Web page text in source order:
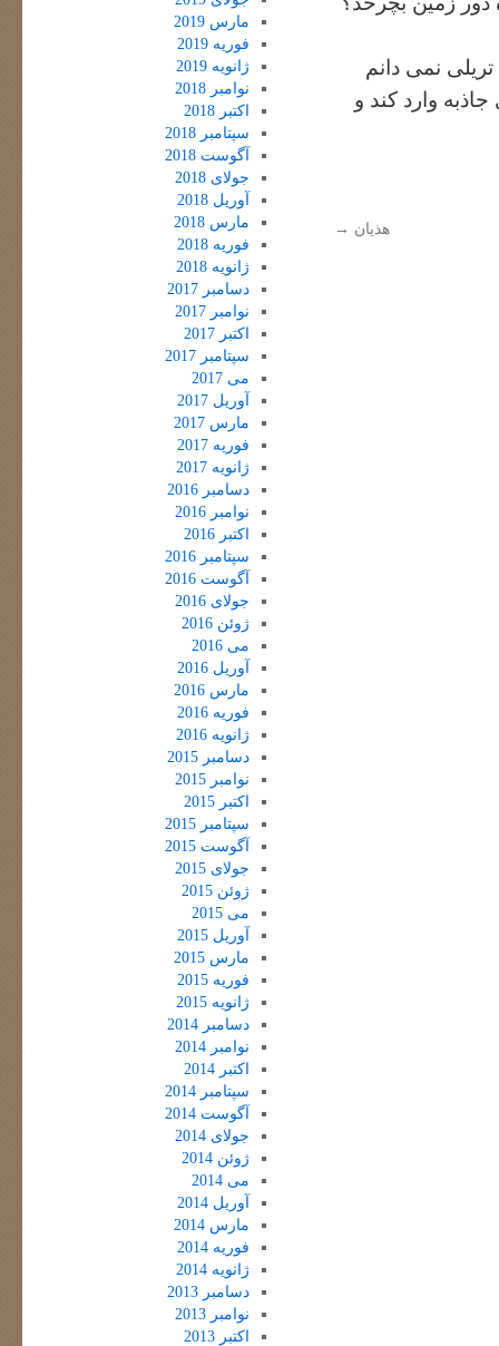
نمی دانم
وارد کند و
هذیان →
مارس 2019
فوریه 2019
ژانویه 2019
نوامبر 2018
اکتبر 2018
سپتامبر 2018
آگوست 2018
جولای 2018
آوریل 2018
مارس 2018
فوریه 2018
ژانویه 2018
دسامبر 2017
نوامبر 2017
اکتبر 2017
سپتامبر 2017
می 2017
آوریل 2017
مارس 2017
فوریه 2017
ژانویه 2017
دسامبر 2016
نوامبر 2016
اکتبر 2016
سپتامبر 2016
آگوست 2016
جولای 2016
ژوئن 2016
می 2016
آوریل 2016
مارس 2016
فوریه 2016
ژانویه 2016
دسامبر 2015
نوامبر 2015
اکتبر 2015
سپتامبر 2015
آگوست 2015
جولای 2015
ژوئن 2015
می 2015
آوریل 2015
مارس 2015
فوریه 2015
ژانویه 2015
دسامبر 2014
نوامبر 2014
اکتبر 2014
سپتامبر 2014
آگوست 2014
جولای 2014
ژوئن 2014
می 2014
آوریل 2014
مارس 2014
فوریه 2014
ژانویه 2014
دسامبر 2013
نوامبر 2013
اکتبر 2013